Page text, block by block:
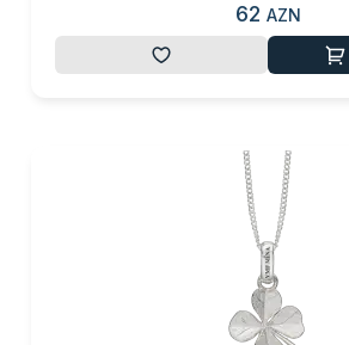
62 AZN
Məhsul(lar) səbətə əlavə edildi